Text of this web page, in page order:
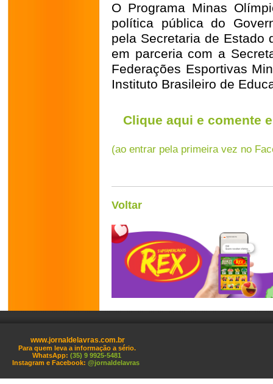
O Programa Minas
política pública do
pela Secretaria de Estado
em parceria com a
Federações Esportivas
Instituto Brasileiro de
Clique aqui e comente
(ao entrar pela primeira vez no
Voltar
www.jornaldelavras.com.br
Para quem leva a informação a sério.
WhatsApp: (35) 9 9925-5481
Instagram e Facebook: @jornaldelavras